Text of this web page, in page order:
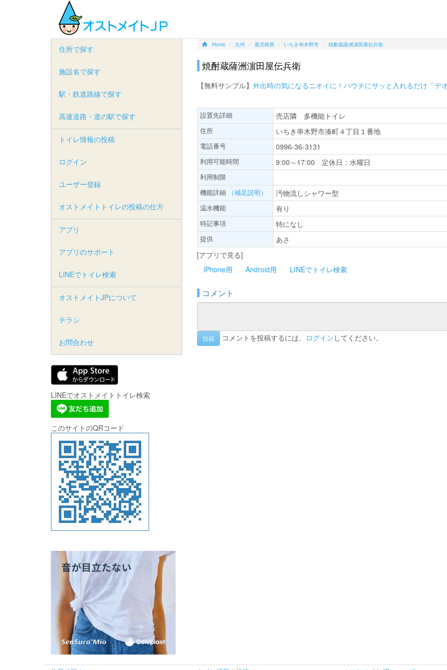
Home 九州 鹿児島県 いちき串木野市 焼酎蔵薩洲濵田屋伝兵衛
焼酎蔵薩洲濵田屋伝兵衛
【無料サンプル】 外出時の気になるニオイに！パウチにサッと入れるだけ「デ
設置先詳細 売店隣 多機能トイレ
住所 いちき串木野市湊町４丁目１番地
電話番号 0996-36-3131
利用可能時間 9:00～17:00 定休日：水曜日
利用制限
機能詳細
（補足説明） 汚物流しシャワー型
温水機能 有り
特記事項 特になし
提供
あさ
[アプリで見る]
iPhone用
Android用 LINEでトイレ検索
コメント
投稿 コメントを投稿するには、 ログイン してください。
住所で探す
施設名で探す
駅・鉄道路線で探す
高速道路・道の駅で探す
トイレ情報の投稿
ログイン
ユーザー登録
オストメイトトイレの投稿の仕方
アプリ
アプリのサポート
LINEでトイレ検索
オストメイトJPについて
チラシ
お問合わせ
LINEでオストメイトトイレ検索
このサイトのQRコード